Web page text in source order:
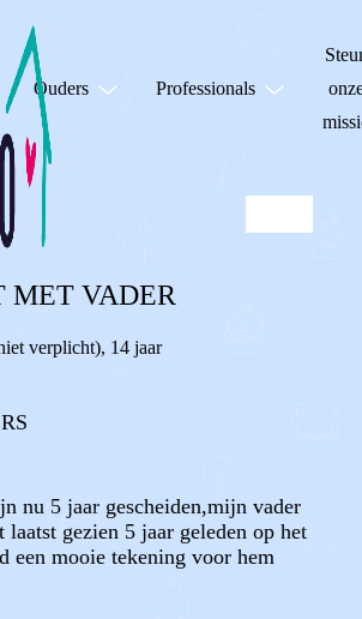
Ouders Professionals
MET VADER
verplicht), 14 jaar
nu 5 jaar gescheiden,mijn vader
laatst gezien 5 jaar geleden op het
een mooie tekening voor hem